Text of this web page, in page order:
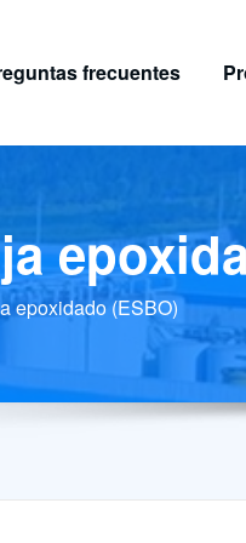
frecuentes
epoxidado (ESBO)